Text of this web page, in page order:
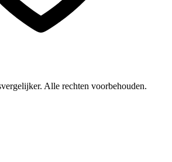
Alle rechten voorbehouden.